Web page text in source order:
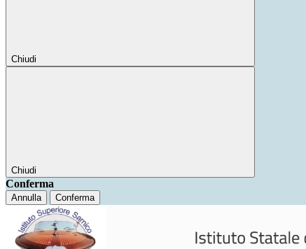
Chiudi
Chiudi
Conferma
Annulla Conferma